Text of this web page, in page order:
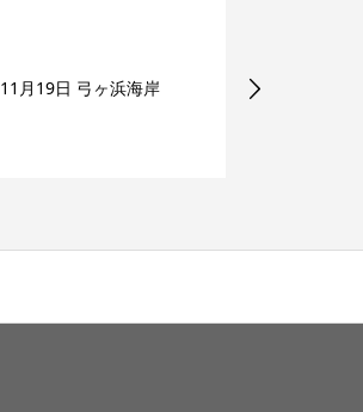
11月19日 弓ヶ浜海岸